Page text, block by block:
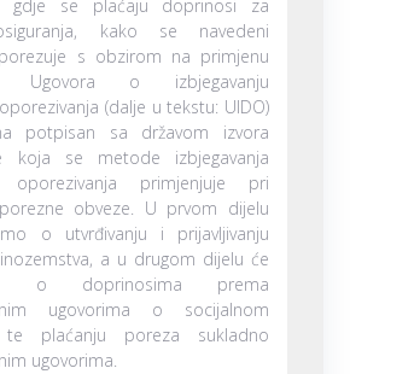
gdje se plaćaju doprinosi za
kako se navedeni
s obzirom na primjenu
Ugovora o izbjegavanju
(dalje u tekstu: UIDO)
potpisan sa državom izvora
koja se metode izbjegavanja
oporezivanja primjenjuje pri
obveze. U prvom dijelu
o utvrđivanju i prijavljivanju
a u drugom dijelu će
o doprinosima prema
ugovorima o socijalnom
te plaćanju poreza sukladno
ugovorima.